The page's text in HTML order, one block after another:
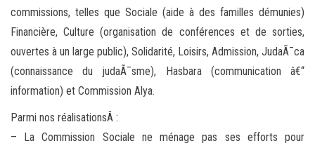
commissions, telles que Sociale (aide à des familles démunies)
Financière, Culture (organisation de conférences et de sorties,
ouvertes à un large public), Solidarité, Loisirs, Admission, JudaÃ¯ca
(connaissance du judaÃ¯sme), Hasbara (communication â€“
information) et Commission Alya.
Parmi nos réalisationsÂ :
– La Commission Sociale ne ménage pas ses efforts pour